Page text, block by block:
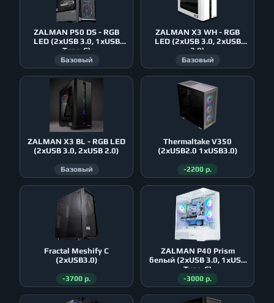
ZALMAN P50 DS - RGB
LED (2xUSB 3.0, 1xUSB
Type-C)
Базовый
ZALMAN X3 WH - RGB
LED (2xUSB 3.0, 2xUSB
2.0)
Базовый
ZALMAN X3 BL - RGB LED
(2xUSB 3.0, 2xUSB 2.0)
Базовый
Thermaltake V350
(2xUSB2.0 1xUSB3.0)
-2200 р.
Fractal Meshify C
(2xUSB3.0)
-3700 р.
ZALMAN P40 Prism
белый (2xUSB 3.0, 1xUSB
Type-C)
-3000 р.